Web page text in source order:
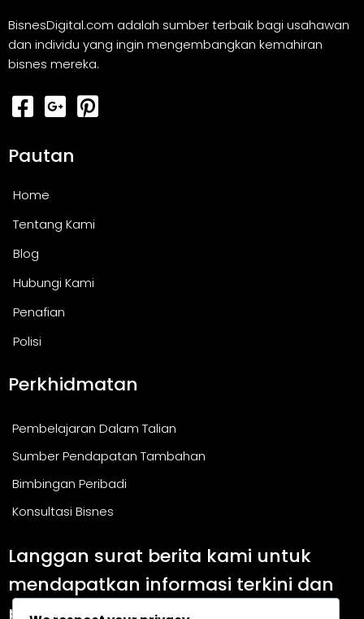
BisnesDigital.com adalah sumber terbaik bagi usahawan
dan individu yang ingin mengembangkan kemahiran
bisnes mereka.
Pautan
Home
Tentang Kami
Blog
Hubungi Kami
Penafian
Polisi
Perkhidmatan
Pembelajaran Dalam Talian
Sumber Pendapatan Tambahan
Bimbingan Peribadi
Konsultasi Bisnes
Langgan surat berita kami untuk
mendapatkan informasi terkini dan
panduan berguna.